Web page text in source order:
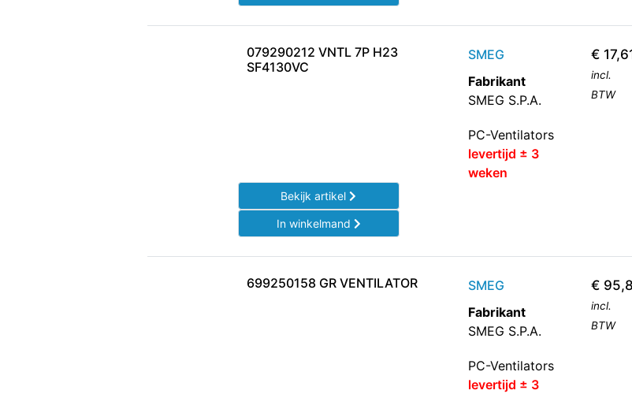
079290212 VNTL 7P H23
SF4130VC
SMEG
Fabrikant
SMEG S.P.A.
PC-Ventilators
levertijd ± 3
weken
€
incl.
BTW
Bekijk artikel
In winkelmand
699250158 GR VENTILATOR
SMEG
Fabrikant
SMEG S.P.A.
PC-Ventilators
levertijd ± 3
€
incl.
BTW